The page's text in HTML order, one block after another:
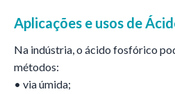
Aplicações e usos de
Na indústria, o ácido fosfórico
métodos:
• via úmida;